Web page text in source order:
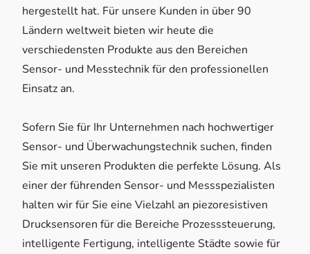
hergestellt hat. Für unsere Kunden in über 90
Ländern weltweit bieten wir heute die
verschiedensten Produkte aus den Bereichen
Sensor- und Messtechnik für den professionellen
Einsatz an.
Sofern Sie für Ihr Unternehmen nach hochwertiger
Sensor- und Überwachungstechnik suchen, finden
Sie mit unseren Produkten die perfekte Lösung. Als
einer der führenden Sensor- und Messspezialisten
halten wir für Sie eine Vielzahl an piezoresistiven
Drucksensoren für die Bereiche Prozesssteuerung,
intelligente Fertigung, intelligente Städte sowie für